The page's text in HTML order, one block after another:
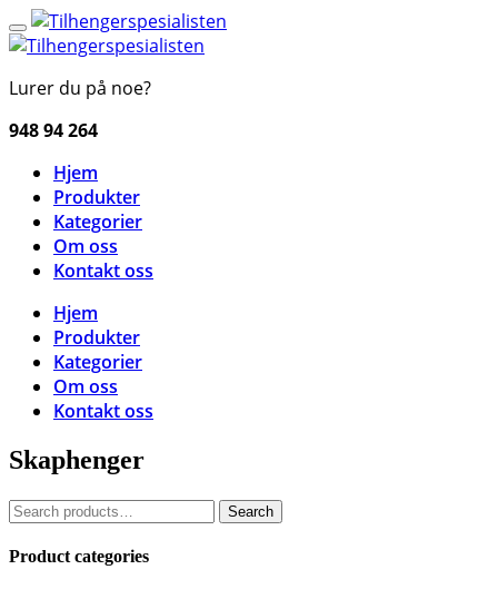
Lurer du på noe?
948 94 264
Hjem
Produkter
Kategorier
Om oss
Kontakt oss
Hjem
Produkter
Kategorier
Om oss
Kontakt oss
Skaphenger
Search
Search
Product categories